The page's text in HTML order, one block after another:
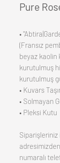
Pure
•
(Fransız
beyaz kaolin
kurutulmuş
kurutulmuş
• Kuvars
• Solmayan
• Pleksi Kutu
numaralı